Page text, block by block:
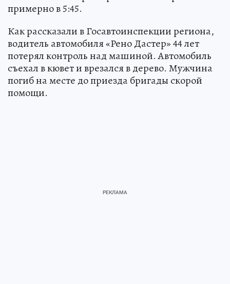
примерно в 5:45.
Как рассказали в Госавтоинспекции региона,
водитель автомобиля «Рено Дастер» 44 лет
потерял контроль над машиной. Автомобиль
съехал в кювет и врезался в дерево. Мужчина
погиб на месте до приезда бригады скорой
помощи.